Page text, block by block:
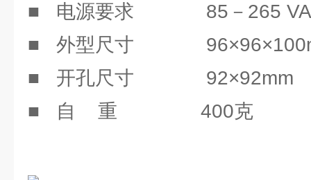
■ 电源要求 85－265
■ 外型尺寸
■ 开孔尺寸 92×92mm
■ 自 重 400克